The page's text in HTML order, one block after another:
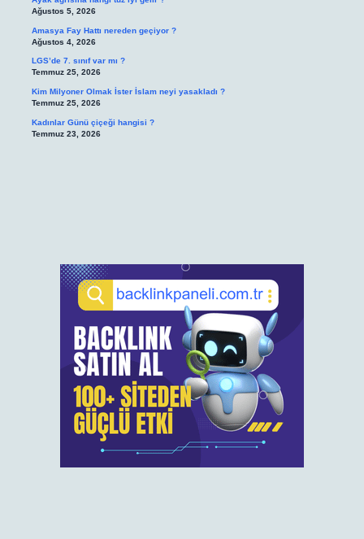
Ağustos 5, 2026
Amasya Fay Hattı nereden geçiyor ?
Ağustos 4, 2026
LGS’de 7. sınıf var mı ?
Temmuz 25, 2026
Kim Milyoner Olmak İster İslam neyi yasakladı ?
Temmuz 25, 2026
Kadınlar Günü çiçeği hangisi ?
Temmuz 23, 2026